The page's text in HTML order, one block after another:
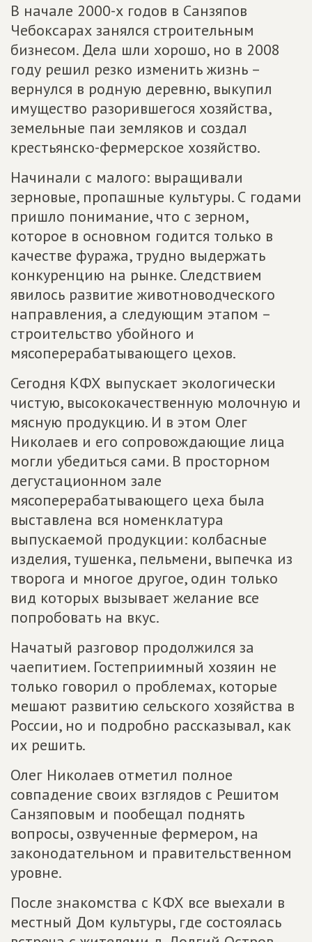
В начале 2000-х годов в Санзяпов
Чебоксарах занялся строительным
бизнесом. Дела шли хорошо, но в 2008
году решил резко изменить жизнь –
вернулся в родную деревню, выкупил
имущество разорившегося хозяйства,
земельные паи земляков и создал
крестьянско-фермерское хозяйство.
Начинали с малого: выращивали
зерновые, пропашные культуры. С годами
пришло понимание, что с зерном,
которое в основном годится только в
качестве фуража, трудно выдержать
конкуренцию на рынке. Следствием
явилось развитие животноводческого
направления, а следующим этапом –
строительство убойного и
мясоперерабатывающего цехов.
Сегодня КФХ выпускает экологически
чистую, высококачественную молочную и
мясную продукцию. И в этом Олег
Николаев и его сопровождающие лица
могли убедиться сами. В просторном
дегустационном зале
мясоперерабатывающего цеха была
выставлена вся номенклатура
выпускаемой продукции: колбасные
изделия, тушенка, пельмени, выпечка из
творога и многое другое, один только
вид которых вызывает желание все
попробовать на вкус.
Начатый разговор продолжился за
чаепитием. Гостеприимный хозяин не
только говорил о проблемах, которые
мешают развитию сельского хозяйства в
России, но и подробно рассказывал, как
их решить.
Олег Николаев отметил полное
совпадение своих взглядов с Решитом
Санзяповым и пообещал поднять
вопросы, озвученные фермером, на
законодательном и правительственном
уровне.
После знакомства с КФХ все выехали в
местный Дом культуры, где состоялась